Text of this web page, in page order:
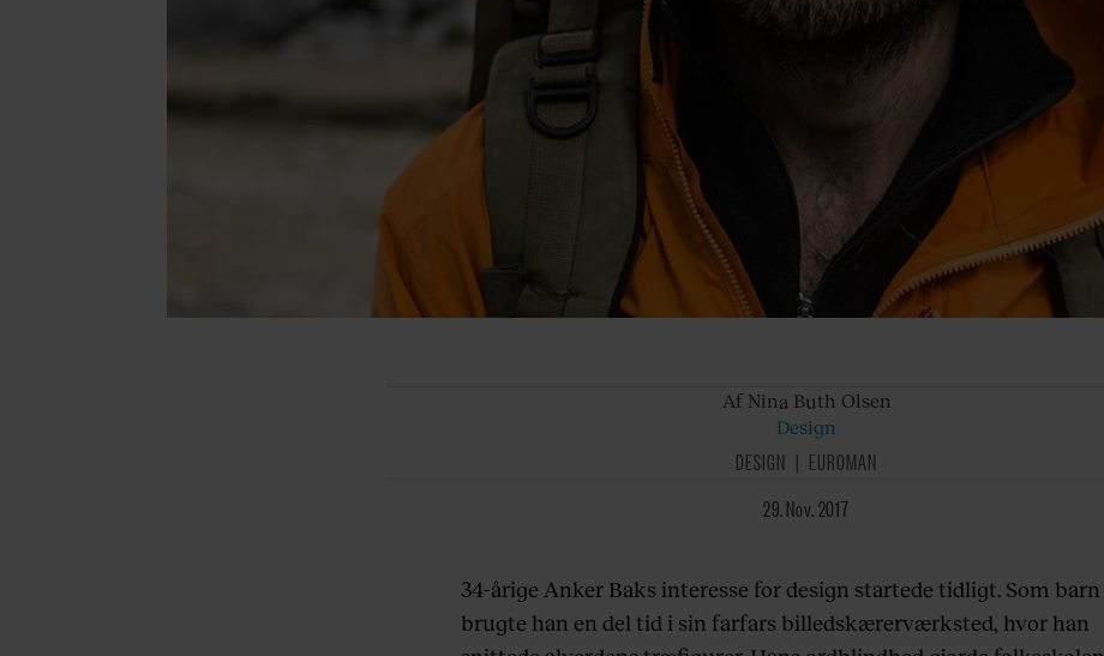
Af Nina Buth Olsen
Design
DESIGN
EUROMAN
29. Nov. 2017
34-årige Anker Baks interesse for design startede tidligt. Som barn
brugte han en del tid i sin farfars billedskærerværksted, hvor han